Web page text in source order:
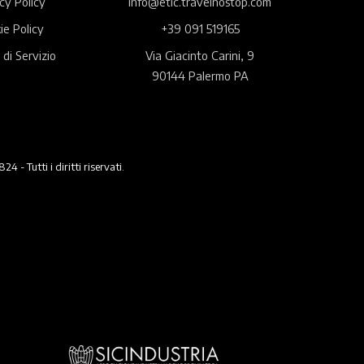
Policy
di Servizio
+39 091 519165
Via Giacinto Carini, 9
90144 Palermo PA
- Tutti i diritti riservati.